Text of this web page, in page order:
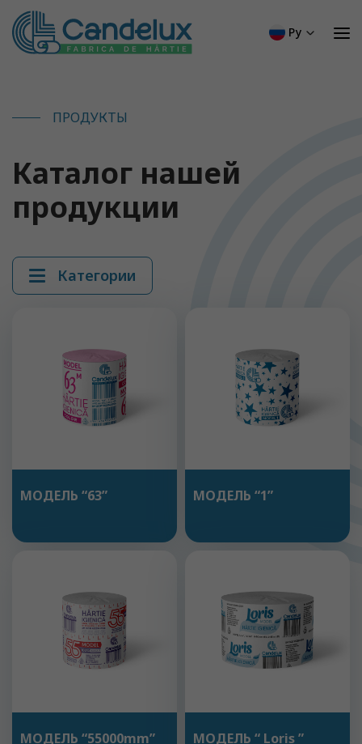
Перейти
содержимому
Ру
ПРОДУКТЫ
Каталог нашей
продукции
Категории
МОДЕЛЬ “63” МОДЕЛЬ “1”
МОДЕЛЬ “55000mm” МОДЕЛЬ “ Loris ”